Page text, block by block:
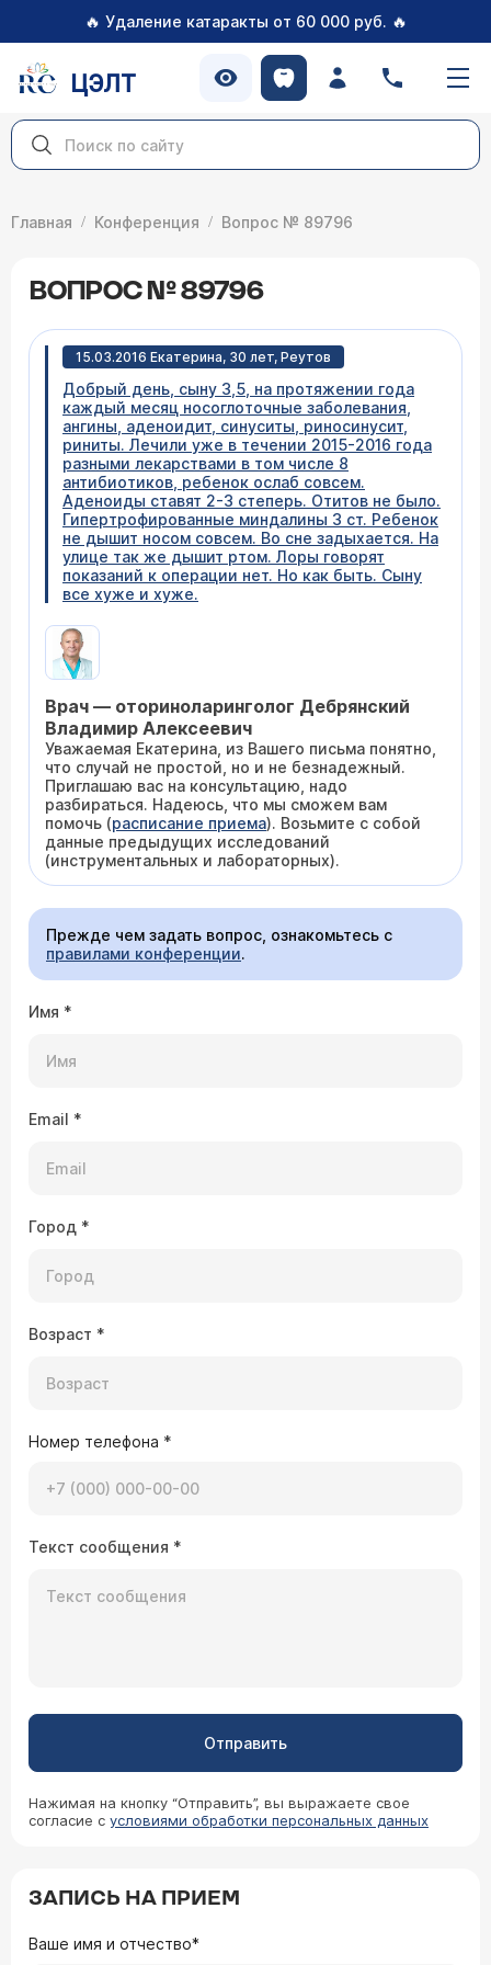
🔥 Удаление катаракты от 60 000 руб. 🔥
ЦЭЛТ
Главная Конференция Вопрос № 89796
ВОПРОС № 89796
15.03.2016 Екатерина, 30 лет, Реутов
Добрый день, сыну 3,5, на протяжении года
каждый месяц носоглоточные заболевания,
ангины, аденоидит, синуситы, риносинусит,
риниты. Лечили уже в течении 2015-2016 года
разными лекарствами в том числе 8
антибиотиков, ребенок ослаб совсем.
Аденоиды ставят 2-3 степерь. Отитов не было.
Гипертрофированные миндалины 3 ст. Ребенок
не дышит носом совсем. Во сне задыхается. На
улице так же дышит ртом. Лоры говорят
показаний к операции нет. Но как быть. Сыну
все хуже и хуже.
Врач — оториноларинголог Дебрянский
Владимир Алексеевич
Уважаемая Екатерина, из Вашего письма понятно,
что случай не простой, но и не безнадежный.
Приглашаю вас на консультацию, надо
разбираться. Надеюсь, что мы сможем вам
помочь (расписание приема). Возьмите с собой
данные предыдущих исследований
(инструментальных и лабораторных).
Прежде чем задать вопрос, ознакомьтесь с
правилами конференции.
Имя *
Email *
Город *
Возраст *
Номер телефона *
Текст сообщения *
Отправить
Нажимая на кнопку “Отправить”, вы выражаете свое
согласие с условиями обработки персональных данных
ЗАПИСЬ НА ПРИЕМ
Ваше имя и отчество*